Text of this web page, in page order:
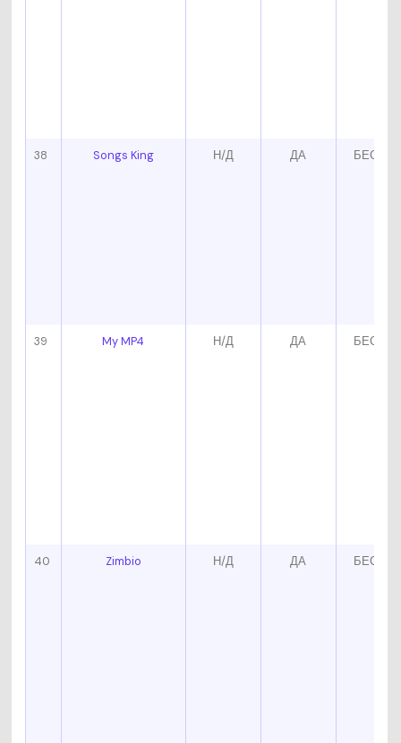
38 Songs King Н/Д ДА
39 My MP4 Н/Д ДА
40 Zimbio Н/Д ДА